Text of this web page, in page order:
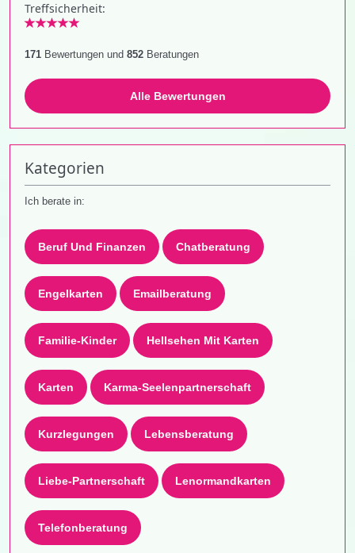
Treffsicherheit:
171 Bewertungen und 852 Beratungen
Alle Bewertungen
Kategorien
Ich berate in:
Beruf Und Finanzen Chatberatung
Engelkarten Emailberatung
Familie-Kinder Hellsehen Mit Karten
Karten Karma-Seelenpartnerschaft
Kurzlegungen Lebensberatung
Liebe-Partnerschaft Lenormandkarten
Telefonberatung